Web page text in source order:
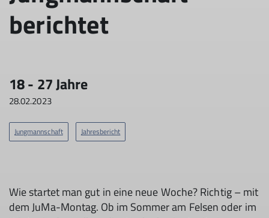
berichtet
18 - 27 Jahre
28.02.2023
Jungmannschaft Jahresbericht
Wie startet man gut in eine neue Woche? Richtig – mit
dem JuMa-Montag. Ob im Sommer am Felsen oder im